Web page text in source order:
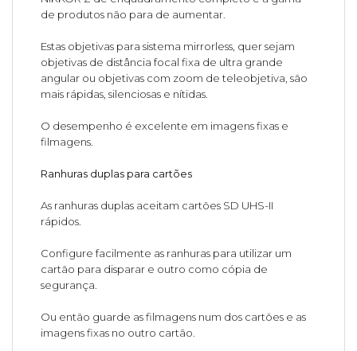
de produtos não para de aumentar.
Estas objetivas para sistema mirrorless, quer sejam
objetivas de distância focal fixa de ultra grande
angular ou objetivas com zoom de teleobjetiva, são
mais rápidas, silenciosas e nítidas.
O desempenho é excelente em imagens fixas e
filmagens.
Ranhuras duplas para cartões
As ranhuras duplas aceitam cartões SD UHS-II
rápidos.
Configure facilmente as ranhuras para utilizar um
cartão para disparar e outro como cópia de
segurança.
Ou então guarde as filmagens num dos cartões e as
imagens fixas no outro cartão.